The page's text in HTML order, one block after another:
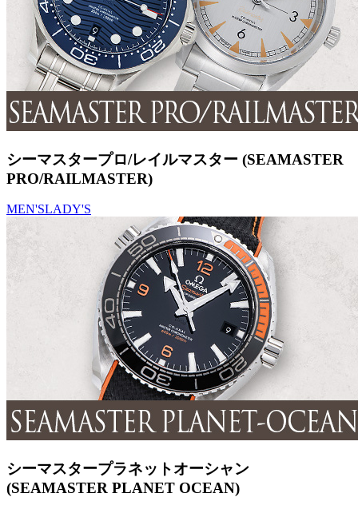
シーマスタープロ/レイルマスター (SEAMASTER
PRO/RAILMASTER)
MEN'SLADY'S
シーマスタープラネットオーシャン
(SEAMASTER PLANET OCEAN)